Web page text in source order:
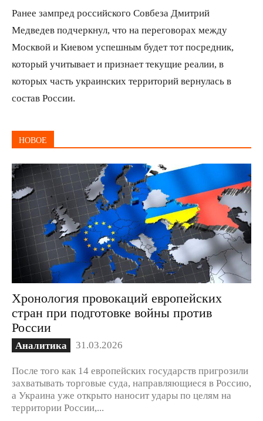
Ранее зампред российского Совбеза Дмитрий
Медведев подчеркнул, что на переговорах между
Москвой и Киевом успешным будет тот посредник,
который учитывает и признает текущие реалии, в
которых часть украинских территорий вернулась в
состав России.
НОВОЕ
Хронология провокаций европейских
стран при подготовке войны против
России
Аналитика 31.03.2026
После того как 14 европейских государств пригрозили
захватывать торговые суда, направляющиеся в Россию,
а Украина уже открыто наносит удары по целям на
территории России,...